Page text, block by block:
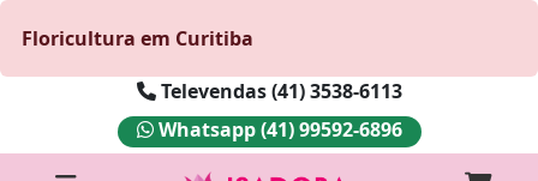
Floricultura em Curitiba
Televendas (41) 3538-6113
Whatsapp (41) 99592-6896